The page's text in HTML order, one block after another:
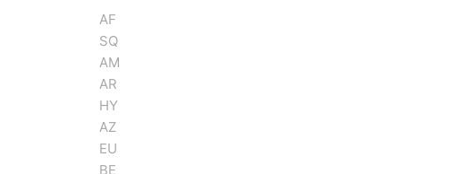
AF
SQ
AM
AR
HY
AZ
EU
BE